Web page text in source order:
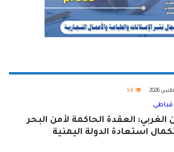
54
قباطي
العقدة الحاكمة لأمن البحر
استعادة الدولة اليمنية